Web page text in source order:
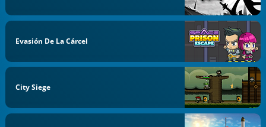
Evasión De La Cárcel
City Siege